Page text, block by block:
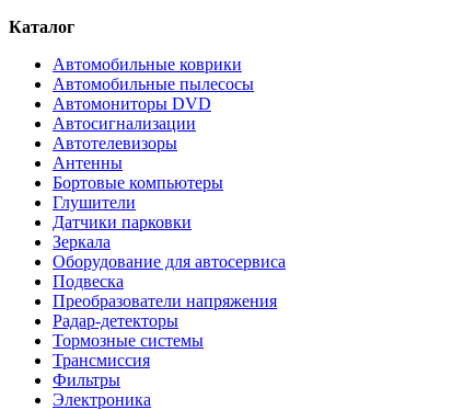
Каталог
Автомобильные коврики
Автомобильные пылесосы
Автомониторы DVD
Автосигнализации
Автотелевизоры
Антенны
Бортовые компьютеры
Глушители
Датчики парковки
Зеркала
Оборудование для автосервиса
Подвеска
Преобразователи напряжения
Радар-детекторы
Тормозные системы
Трансмиссия
Фильтры
Электроника